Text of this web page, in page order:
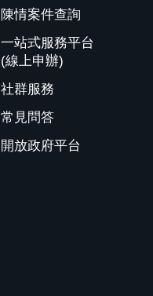
陳情案件查詢
一站式服務平台
(線上申辦)
社群服務
常見問答
開放政府平台